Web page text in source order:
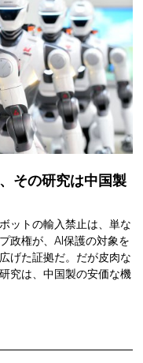
その研究は中国製
ットの輸入禁止は、単な
政権が、AI保護の対象を
げた証拠だ。だが皮肉な
究は、中国製の安価な機